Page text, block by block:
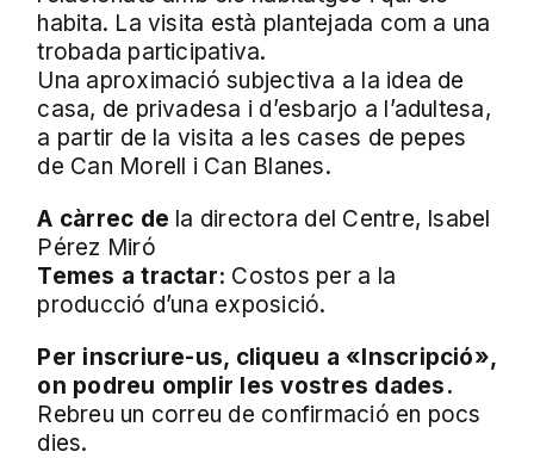
habita. La visita està plantejada com a una
trobada participativa.
Una aproximació subjectiva a la idea de
casa, de privadesa i d’esbarjo a l’adultesa,
a partir de la visita a les cases de pepes
de Can Morell i Can Blanes.
A càrrec de la directora del Centre, Isabel
Pérez Miró
Temes a tractar: Costos per a la
producció d’una exposició.
Per inscriure-us, cliqueu a «Inscripció»,
on podreu omplir les vostres dades.
Rebreu un correu de confirmació en pocs
dies.